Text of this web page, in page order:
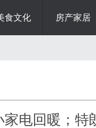
食文化 房产家居
电回暖；